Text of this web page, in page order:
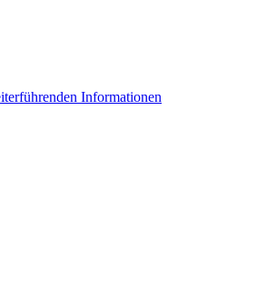
Informationen